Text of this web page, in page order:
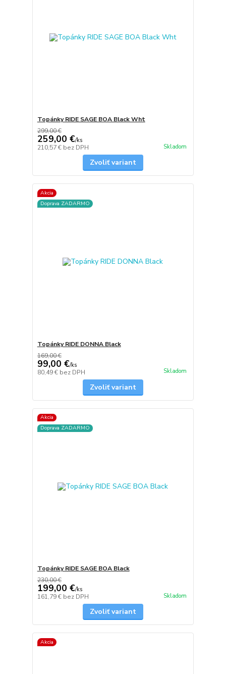
Topánky RIDE SAGE BOA Black Wht
299,00 €
259,00 €/ks
210,57 € bez DPH Skladom
Zvoliť variant
Akcia
Doprava ZADARMO
Topánky RIDE DONNA Black
169,00 €
99,00 €/ks
80,49 € bez DPH Skladom
Zvoliť variant
Akcia
Doprava ZADARMO
Topánky RIDE SAGE BOA Black
230,00 €
199,00 €/ks
161,79 € bez DPH Skladom
Zvoliť variant
Akcia